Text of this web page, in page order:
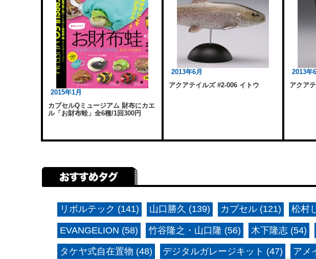
2015年1月
カプセルQミュージアム 財布にカエ
ル「お財布蛙」全6種/1回300円
2013年6月
アクアテイルズ #2-006 イトウ
2013年
アクア
リボルテック (141) 山口勝久 (139) カプセル (121) 松村
EVANGELION (58) 竹谷隆之・山口隆 (56) 木下隆志 (54)
タケヤ式自在置物 (48) デジタルガレージキット (47) アメ